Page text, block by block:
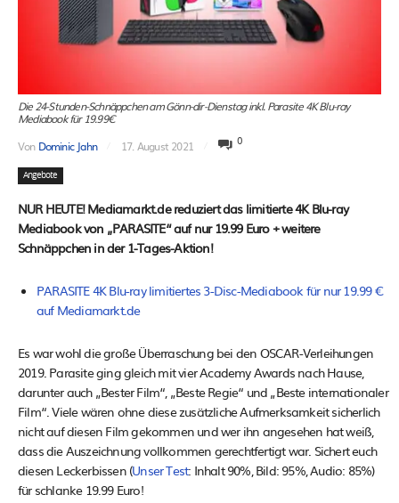
Die 24-Stunden-Schnäppchen am Gönn-dir-Dienstag inkl. Parasite 4K Blu-ray
Mediabook für 19.99€
Von Dominic Jahn 17. August 2021 0
Angebote
NUR HEUTE! Mediamarkt.de reduziert das limitierte 4K Blu-ray
Mediabook von „PARASITE“ auf nur 19.99 Euro + weitere
Schnäppchen in der 1-Tages-Aktion!
PARASITE 4K Blu-ray limitiertes 3-Disc-Mediabook für nur 19.99 €
auf Mediamarkt.de
Es war wohl die große Überraschung bei den OSCAR-Verleihungen
2019. Parasite ging gleich mit vier Academy Awards nach Hause,
darunter auch „Bester Film“, „Beste Regie“ und „Beste internationaler
Film“. Viele wären ohne diese zusätzliche Aufmerksamkeit sicherlich
nicht auf diesen Film gekommen und wer ihn angesehen hat weiß,
dass die Auszeichnung vollkommen gerechtfertigt war. Sichert euch
diesen Leckerbissen (Unser Test: Inhalt 90%, Bild: 95%, Audio: 85%)
für schlanke 19.99 Euro!